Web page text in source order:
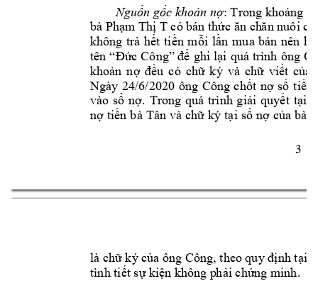
3
Nguồn gốc khoản nợ: Trong khoảng
bà Phạm Thị T có bn thức ăn chăn nuôi
không trả hết tiền mỗi lần mua bn nên
tên “Đức Công” để ghi lại qu trình ông
khoản nợ đều có chữ k và chữ viết của
Ngày 24/6/2020 ông Công chốt nợ số tiền
vào sổ nợ. Trong qu trình giải quyết tại
nợ tiền bà Tân và chữ k tại sổ nợ của bà
là chữ k của ông Công, theo quy định tại
tình tiết sự kiện không phải chứng minh.